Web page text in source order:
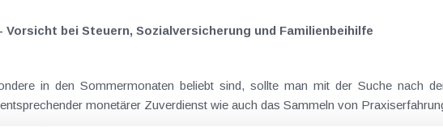
Ferialjob gefunden - Vorsicht bei Steuern, Sozialversicherung und Familienbeihilfe
in den Sommermonaten beliebt sind, sollte man mit der Suche nach
monetärer Zuverdienst wie auch das Sammeln von